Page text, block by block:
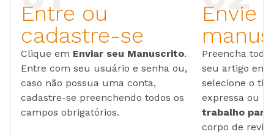
Entre ou
cadastre-se
Clique em Enviar seu Manuscrito.
Entre com seu usuário e senha ou,
caso não possua uma conta,
cadastre-se preenchendo todos os
campos obrigatórios.
Envie
Preencha
seu artigo em
selecione o
expressa ou
trabalho para
corpo de